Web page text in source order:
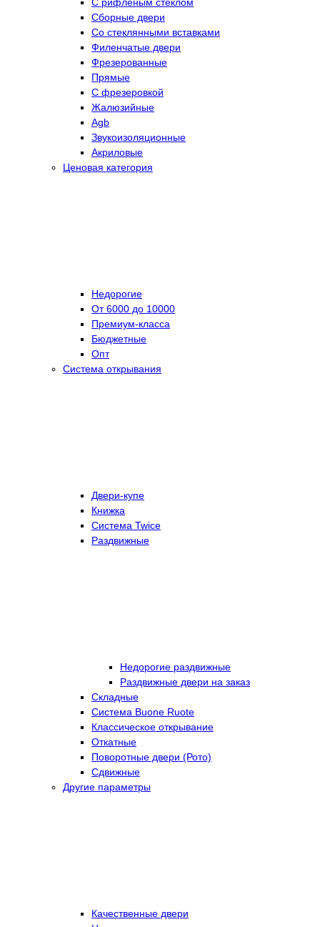
Сборные двери
Со стеклянными вставками
Филенчатые двери
Фрезерованные
Прямые
С фрезеровкой
Жалюзийные
Agb
Звукоизоляционные
Акриловые
Ценовая категория
Недорогие
От 6000 до 10000
Премиум-класса
Бюджетные
Опт
Система открывания
Двери-купе
Книжка
Система Twice
Раздвижные
Недорогие раздвижные
Раздвижные двери на заказ
Складные
Cистема Buone Ruote
Классическое открывание
Откатные
Поворотные двери (Рото)
Сдвижные
Другие параметры
Качественные двери